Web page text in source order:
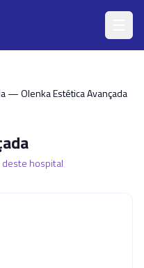
— Olenka Estética Avançada
deste hospital